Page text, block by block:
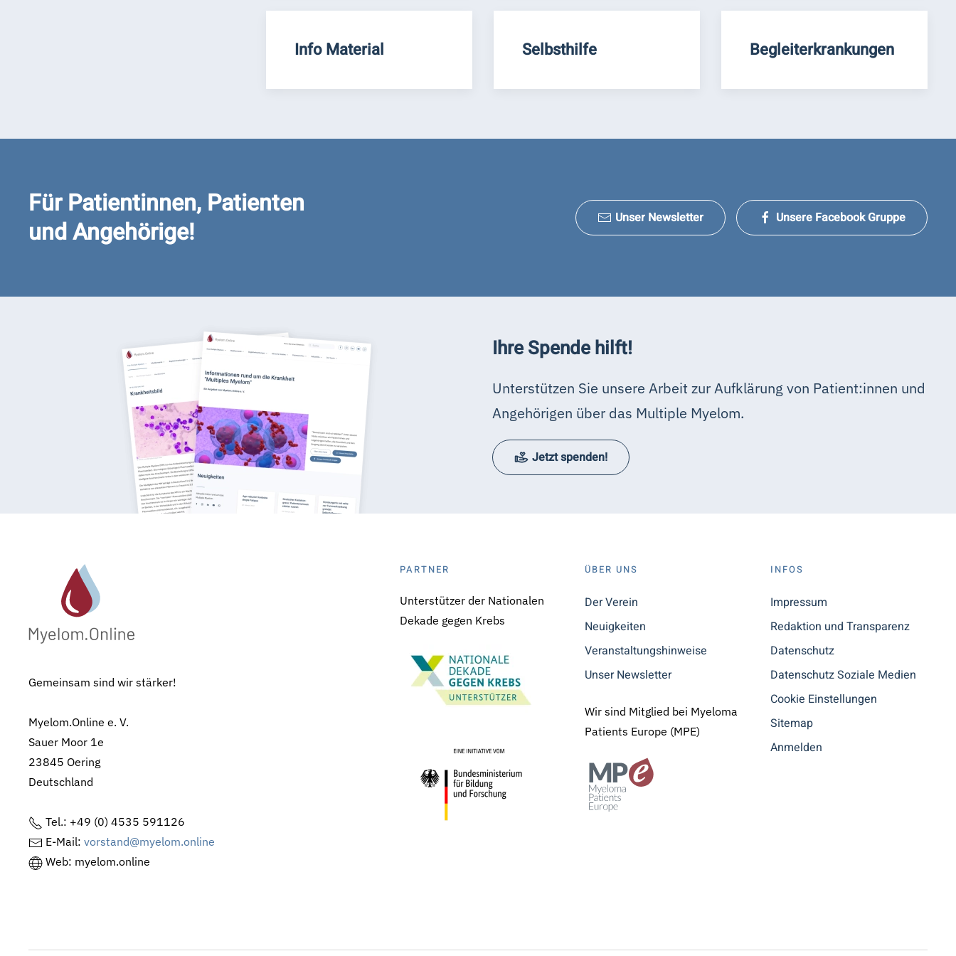
Info Material Selbsthilfe Begleiterkrankungen
Für Patientinnen, Patienten
und Angehörige!
Unser Newsletter Unsere Facebook Gruppe
Ihre Spende hilft!
Unterstützen Sie unsere Arbeit zur Aufklärung von Patient:innen und
Angehörigen über das Multiple Myelom.
Jetzt spenden!
Gemeinsam sind wir stärker!
Myelom.Online e. V.
Sauer Moor 1e
23845 Oering
Deutschland
Tel.: +49 (0) 4535 591126
E-Mail: vorstand@myelom.online
Web: myelom.online
PARTNER
Unterstützer der Nationalen
Dekade gegen Krebs
ÜBER UNS
Der Verein
Neuigkeiten
Veranstaltungshinweise
Unser Newsletter
Wir sind Mitglied bei Myeloma
Patients Europe (MPE)
INFOS
Impressum
Redaktion und Transparenz
Datenschutz
Datenschutz Soziale Medien
Cookie Einstellungen
Sitemap
Anmelden